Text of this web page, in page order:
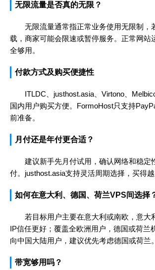
无限流量是否真的无限？
无限流量通常指正常业务使用无限制，
载，商家可能会限速或暂停服务。正常网站
全够用。
付款方式及购买便捷性
ITLDC、justhost.asia、Virtono、
国内用户购买方便。FormoHost只支持
前准备。
月付还是年付更合适？
建议新手先月付试用，确认网络和稳定
付。justhost.asia支持灵活周期选择，买得越
如何在意大利、德国、荷兰VPS间选择
若目标用户主要在意大利或南欧，意大
IP信任更好；覆盖全欧洲用户，德国或荷兰
向中国大陆用户，建议优先考虑德国或荷兰。
带宽够用吗？